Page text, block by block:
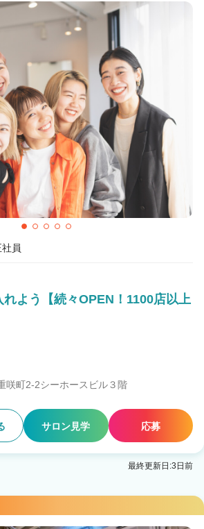
員
よう【続々OPEN！1100店以上
咲町2-2シーホースビル３階
サロン見学 応募
最終更新日:3日前